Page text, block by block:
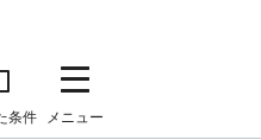
条件 メニュー